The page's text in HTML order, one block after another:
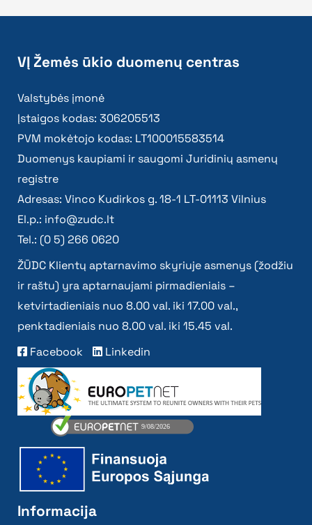
VĮ Žemės ūkio duomenų centras
Valstybės įmonė
Įstaigos kodas: 306205513
PVM mokėtojo kodas: LT100015583514
Duomenys kaupiami ir saugomi Juridinių asmenų
registre
Adresas: Vinco Kudirkos g. 18-1 LT-01113 Vilnius
El.p.: info@zudc.lt
Tel.: (0 5) 266 0620
ŽŪDC Klientų aptarnavimo skyriuje asmenys (žodžiu
ir raštu) yra aptarnaujami pirmadieniais –
ketvirtadieniais nuo 8.00 val. iki 17.00 val.,
penktadieniais nuo 8.00 val. iki 15.45 val.
Facebook
Linkedin
Informacija